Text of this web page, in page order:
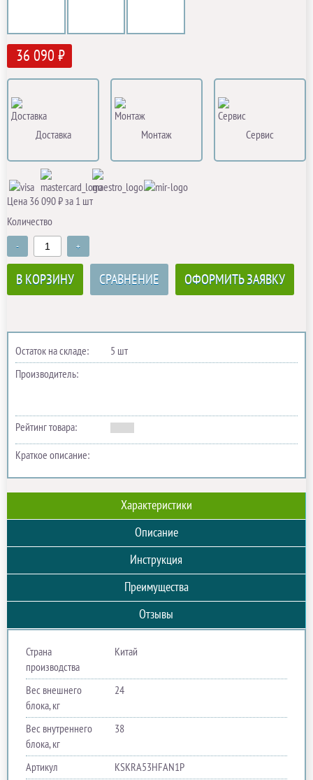
36 090 ₽
Доставка Монтаж Сервис
Цена 36 090 ₽ за 1 шт
Количество
- +
В КОРЗИНУ СРАВНЕНИЕ ОФОРМИТЬ ЗАЯВКУ
Остаток на складе:
5 шт
Производитель:
Рейтинг товара:
Краткое описание:
Характеристики
Описание
Инструкция
Преимущества
Отзывы
Страна
производства
Китай
Вес внешнего
блока, кг
24
Вес внутреннего
блока, кг
38
Артикул
KSKRA53HFAN1P